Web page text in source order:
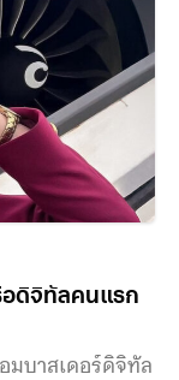
อดิจิทัลคนแรก
มบาสเดอร์ดิจิทัล